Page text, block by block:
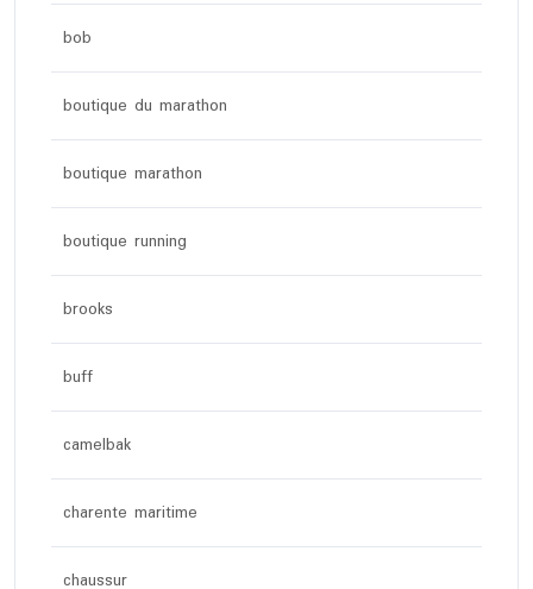
bob
boutique du marathon
boutique marathon
boutique running
brooks
buff
camelbak
charente maritime
chaussur